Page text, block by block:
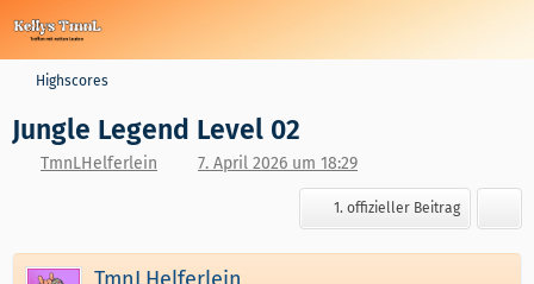
Highscores
Jungle Legend Level 02
TmnLHelferlein 7. April 2026 um 18:29
1. offizieller Beitrag